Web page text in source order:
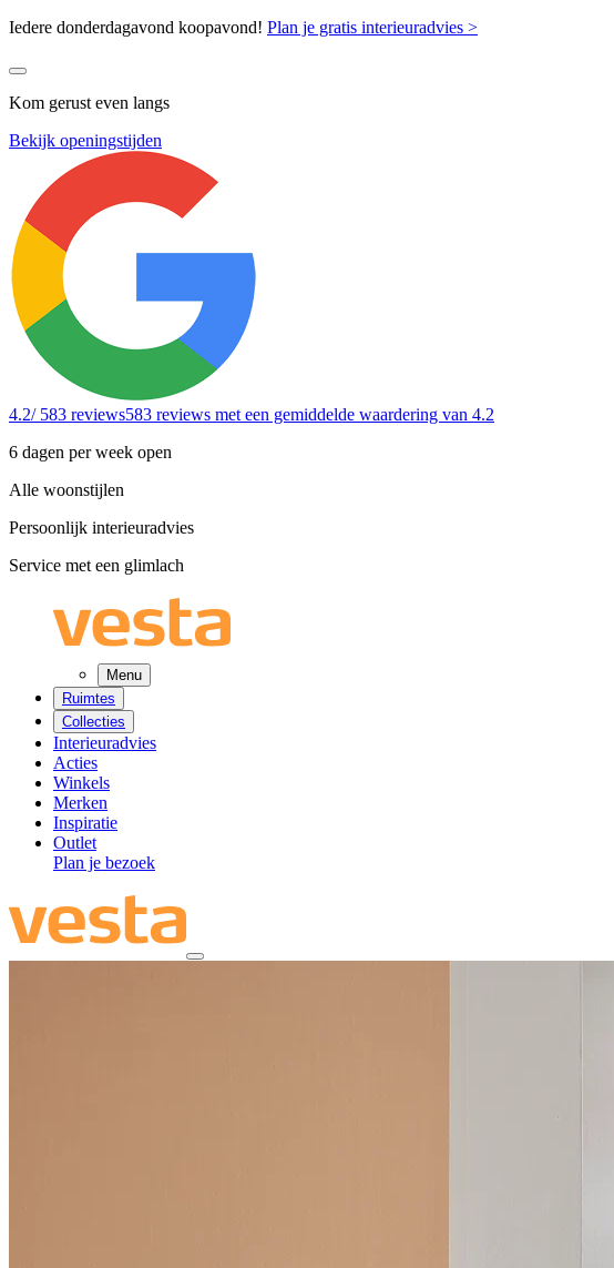
Iedere donderdagavond koopavond! Plan je gratis interieuradvies >
Kom gerust even langs
Bekijk openingstijden
4.2/ 583 reviews583 reviews met een gemiddelde waardering van 4.2
6 dagen per week open
Alle woonstijlen
Persoonlijk interieuradvies
Service met een glimlach
Menu
Ruimtes
Collecties
Interieuradvies
Acties
Winkels
Merken
Inspiratie
Outlet
Plan je bezoek